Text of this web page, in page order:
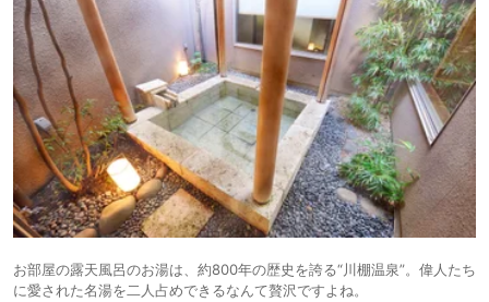
お部屋の露天風呂のお湯は、約800年の歴史を誇る“川棚温泉”。偉人たち
に愛された名湯を二人占めできるなんて贅沢ですよね。